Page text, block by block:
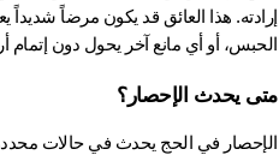
الحبس، أو أي مانع آخر يحول دون إتمام
متى يحدث الإحصار؟
الإحصار في الحج يحدث في حالات